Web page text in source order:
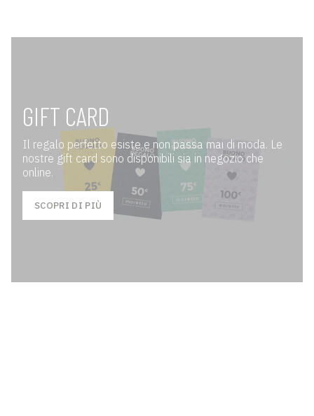
GIFT CARD
Il regalo perfetto esiste e non passa mai di moda. Le
nostre gift card sono disponibili sia in negozio che
online.
SCOPRI DI PIÙ